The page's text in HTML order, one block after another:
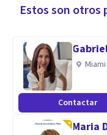
Mi abordaje es la
psicoanalítica, mi rol
perspectiva de
Atiendo jóvenes,
Estos son otros
Miami
Contactar
Maria